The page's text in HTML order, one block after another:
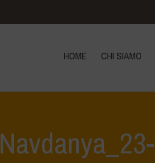
HOME CHI SIAMO